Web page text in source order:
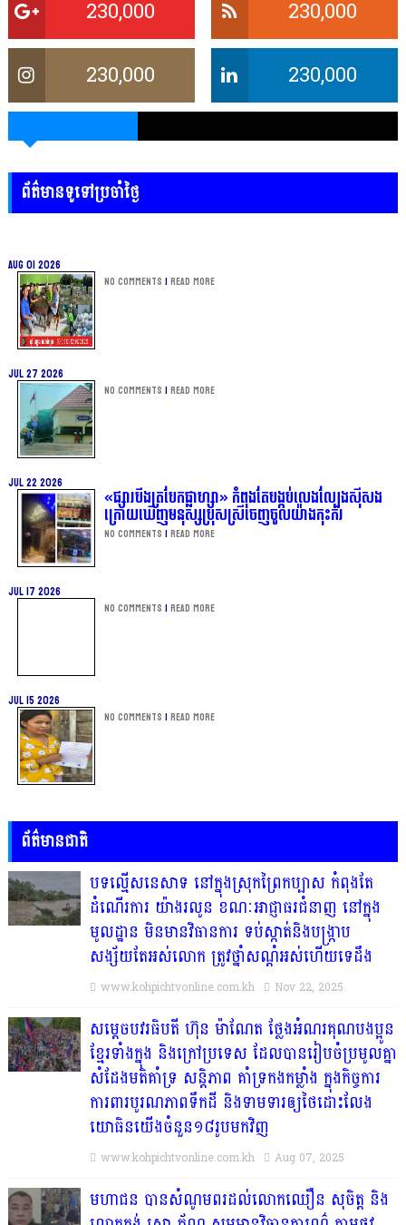
230,000
230,000
230,000
230,000
ព័ត៌មានទូទៅប្រចាំថ្ងៃ
Aug 01 2026
No Comments | Read more
Jul 27 2026
No Comments | Read more
Jul 22 2026
«ផ្សារបឹងត្របែកផ្លាហ្សា» កំពុងតែបង្កប់លេងល្បែងស៊ីសង
ក្រោយឃើញមនុស្សប្រុសស្រីចេញចូលយ៉ាងកុះករ
No Comments | Read more
Jul 17 2026
No Comments | Read more
Jul 15 2026
No Comments | Read more
ព័ត៌មានជាតិ
បទល្មើសនេសាទ នៅក្នុងស្រុកព្រៃកប្បាស កំពុងតែ
ដំណើរការ យ៉ាងរលូន ខណៈអាជ្ញាធរជំនាញ នៅក្នុង
មូលដ្ឋាន មិនមានវិធានការ ទប់ស្កាត់និងបង្ក្រាប
សង្ស័យតែអស់លោក ត្រូវថ្នាំសណ្ដំអស់ហើយទេដឹង
www.kohpichtvonline.com.kh Nov 22, 2025
សម្តេចបវរធិបតី ហ៊ុន ម៉ាណែត ថ្លែងអំណរគុណបងប្អូន
ខ្មែរទាំងក្នុង និងក្រៅប្រទេស ដែលបានរៀបចំប្រមូលគ្នា
សំដែងមតិគាំទ្រ សន្តិភាព គាំទ្រកងកម្លាំង ក្នុងកិច្ចការ
ការពារបូរណភាពទឹកដី និងទាមទារឲ្យថៃដោះលែង
យោធិនយើងចំនួន១៨រូបមកវិញ
www.kohpichtvonline.com.kh Aug 07, 2025
មហាជន បានសំណូមពរដល់លោកឈឿន សុចិត្ត និង